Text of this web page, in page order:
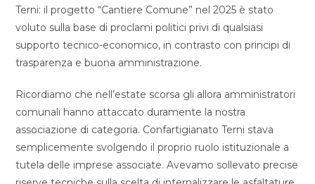
Terni: il progetto “Cantiere Comune” nel 2025 è stato
voluto sulla base di proclami politici privi di qualsiasi
supporto tecnico-economico, in contrasto con principi di
trasparenza e buona amministrazione.
Ricordiamo che nell’estate scorsa gli allora amministratori
comunali hanno attaccato duramente la nostra
associazione di categoria. Confartigianato Terni stava
semplicemente svolgendo il proprio ruolo istituzionale a
tutela delle imprese associate. Avevamo sollevato precise